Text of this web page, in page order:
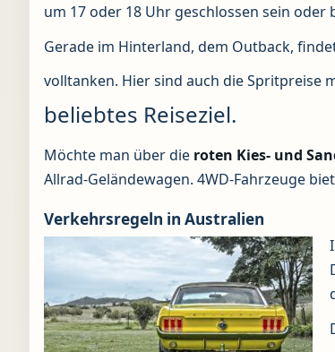
um 17 oder 18 Uhr geschlossen sein
Gerade im Hinterland, dem Outback,
volltanken. Hier sind auch die Spritpreise
beliebtes Reiseziel.
Möchte man über die roten Kies- und
Allrad-Geländewagen. 4WD-Fahrzeuge
Verkehrsregeln in Australien